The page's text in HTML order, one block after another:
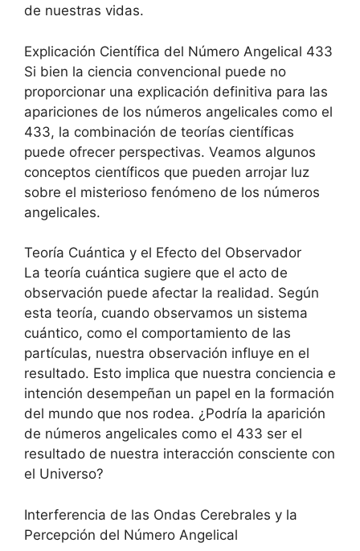
de nuestras vidas.
Explicación Científica del Número Angelical 433
Si bien la ciencia convencional puede no
proporcionar una explicación definitiva para las
apariciones de los números angelicales como el
433, la combinación de teorías científicas
puede ofrecer perspectivas. Veamos algunos
conceptos científicos que pueden arrojar luz
sobre el misterioso fenómeno de los números
angelicales.
Teoría Cuántica y el Efecto del Observador
La teoría cuántica sugiere que el acto de
observación puede afectar la realidad. Según
esta teoría, cuando observamos un sistema
cuántico, como el comportamiento de las
partículas, nuestra observación influye en el
resultado. Esto implica que nuestra conciencia e
intención desempeñan un papel en la formación
del mundo que nos rodea. ¿Podría la aparición
de números angelicales como el 433 ser el
resultado de nuestra interacción consciente con
el Universo?
Interferencia de las Ondas Cerebrales y la
Percepción del Número Angelical